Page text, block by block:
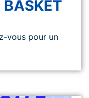
BASKET
vous pour un